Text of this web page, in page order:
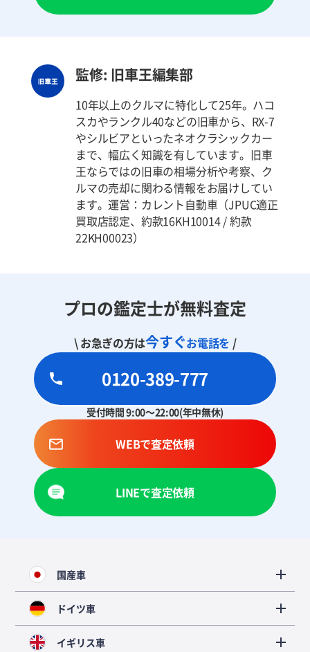
監修: 旧車王編集部
10年以上のクルマに特化して25年。ハコ
スカやランクル40などの旧車から、RX-7
やシルビアといったネオクラシックカー
まで、幅広く知識を有しています。旧車
王ならではの旧車の相場分析や考察、ク
ルマの売却に関わる情報をお届けしてい
ます。運営：カレント自動車（JPUC適正
買取店認定、約款16KH10014 / 約款
22KH00023）
プロの鑑定士が無料査定
\ お急ぎの方は今すぐお電話を /
0120-389-777
受付時間 9:00～22:00(年中無休)
WEBで査定依頼
LINEで査定依頼
国産車
ドイツ車
イギリス車